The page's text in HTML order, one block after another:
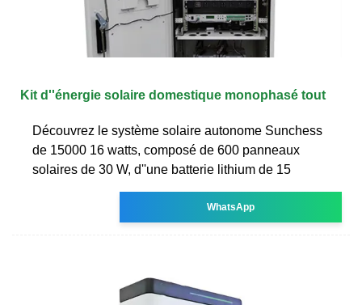
Kit d''énergie solaire domestique monophasé tout
Découvrez le système solaire autonome Sunchess
de 15000 16 watts, composé de 600 panneaux
solaires de 30 W, d''une batterie lithium de 15
WhatsApp